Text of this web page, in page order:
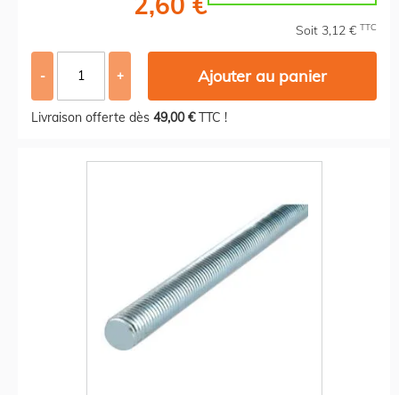
Soit 3,12 € TTC
- + Ajouter au panier
Livraison offerte dès 49,00 €TTC !